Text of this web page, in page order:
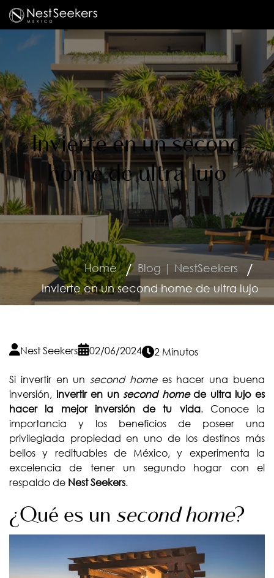
Invierte en un second
home de ultra lujo
Home
Blog | NestSeekers
Invierte en un second home de ultra lujo
Nest Seekers 02/06/2024 2 Minutos
Si invertir en un second homees hacer una buena
inversión, invertir en unsecond homede ultra lujo es
hacer la mejor inversión de tu vida. Conoce la
importancia y los beneficios de poseer una
privilegiada propiedad en uno de los destinos más
bellos y redituables de México, y experimenta la
excelencia de tener un segundo hogar con el
respaldo de Nest Seekers.
¿Qué es un second home?